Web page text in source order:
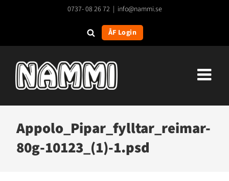
0737- 08 26 72 | info@nammi.se
ÅF Login
Appolo_Pipar_fylltar_reimar-
80g-10123_(1)-1.psd